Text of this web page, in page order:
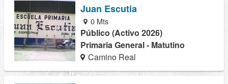
Juan Escutia
0 Mts
Público (Activo 2026)
Primaria General - Matutino
Camino Real